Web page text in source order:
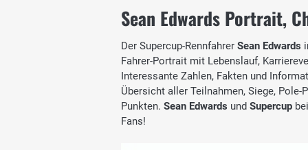
Sean Edwards Portrait,
Der Supercup-Rennfahrer Sean Edwards
Fahrer-Portrait mit Lebenslauf,
Interessante Zahlen, Fakten und
Übersicht aller Teilnahmen, Siege,
Punkten. Sean Edwards und Supercup
Fans!